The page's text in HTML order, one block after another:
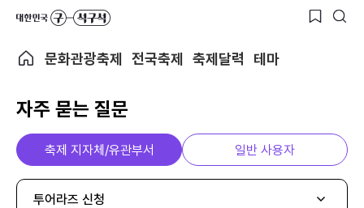
문화관광축제 전국축제 축제달력 테마
자주 묻는 질문
축제 지자체/유관부서 일반 사용자
투어라즈 신청